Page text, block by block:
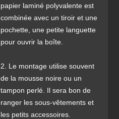
papier laminé polyvalente est
combinée avec un tiroir et une
pochette, une petite languette
pour ouvrir la boîte.
2. Le montage utilise souvent
de la mousse noire ou un
tampon perlé. Il sera bon de
ranger les sous-vêtements et
les petits accessoires.